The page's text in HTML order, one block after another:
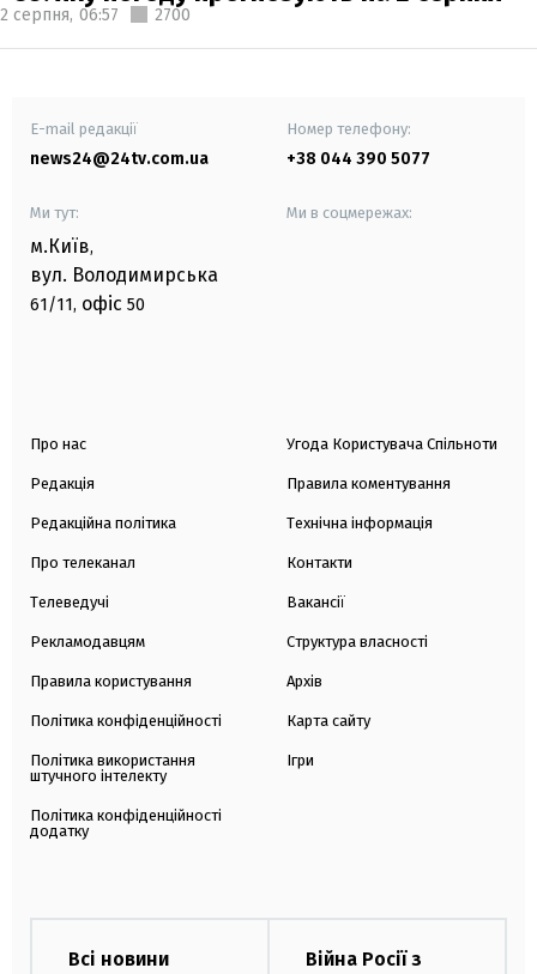
2 серпня, 06:57 2700
E-mail редакції
news24@24tv.com.ua
Номер телефону:
+38 044 390 5077
Ми тут:
м.Київ,
вул. Володимирська
61/11, офіс 50
Ми в соцмережах:
Про нас
Редакція
Редакційна політика
Про телеканал
Телеведучі
Рекламодавцям
Правила користування
Політика конфіденційності
Політика використання
штучного інтелекту
Політика конфіденційності
додатку
Угода Користувача Спільноти
Правила коментування
Технічна інформація
Контакти
Вакансії
Структура власності
Архів
Карта сайту
Ігри
Всі новини
Війна Росії з